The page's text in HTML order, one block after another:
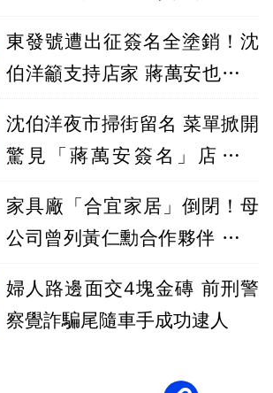
東發號遭出征簽名全塗銷！沈
伯洋籲支持店家 蔣萬安也回應
沈伯洋夜市掃街留名 菜單掀開
驚見「蔣萬安簽名」店家笑
家具廠「合宜家居」倒閉！母
公司曾列黃仁勳合作夥伴 疑爭
婦人路邊面交4塊金磚 前刑警
察覺詐騙尾隨車手成功逮人